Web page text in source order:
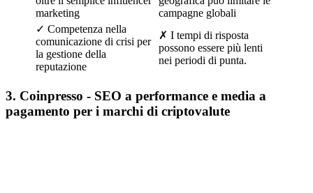
marketing
campagne globali
✓ Competenza nella
comunicazione di crisi per
la gestione della
reputazione
✗ I tempi di risposta
possono essere più lenti
nei periodi di punta.
3. Coinpresso - SEO a performance e media a
pagamento per i marchi di criptovalute